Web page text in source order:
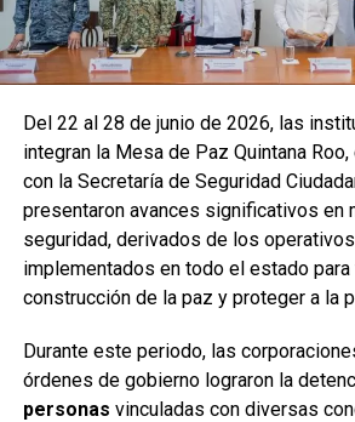
Del 22 al 28 de junio de 2026, las
integran la Mesa de Paz Quintana
con la Secretaría de Seguridad
presentaron avances significativos en
seguridad, derivados de los
implementados en todo el estado
construcción de la paz y proteger a la
Durante este periodo, las
órdenes de gobierno lograron la
personas vinculadas con diversas